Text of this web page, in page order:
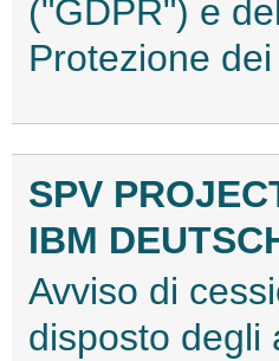
("GDPR") e
Protezione
SPV
IBM
Avviso di
disposto degli